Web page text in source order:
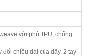
với phủ TPU, chống
đổi chiều dài của dây, 2 tay